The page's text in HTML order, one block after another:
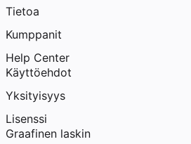
Tietoa
Kumppanit
Help Center
Käyttöehdot
Yksityisyys
Lisenssi
Graafinen laskin